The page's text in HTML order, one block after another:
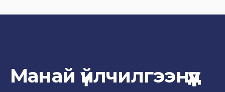
Манай үйлчилгээнүүд